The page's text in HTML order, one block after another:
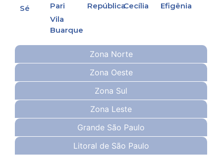
Zona Norte
Zona Oeste
Zona Sul
Zona Leste
Grande São Paulo
Litoral de São Paulo
Sé
Pari
Vila
Buarque
RepúblicaCecília
Efigênia